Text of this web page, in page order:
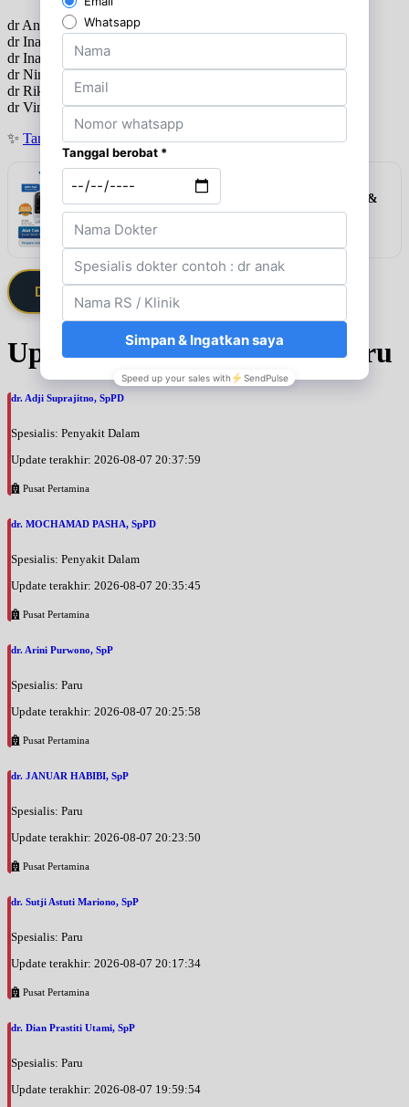
dr Anandia Yuska SpOG
dr Ina Damayanti SpOG
dr Inayah Syafitri SpOG
dr Nina Martini Somad SpOG
dr Rikka Mulya Wirman SpOG
dr Vincent Kurniawan SpOG
✨ Tanya jadwal (Respon Cepat)
Rekomendasi
Alat Cek 3in1 Elvasense (Gula Darah, Kolesterol &
Asam Urat)
Lihat detail & harga →
Daftarkan Saya via Member VIP
Update Jadwal Dokter terbaru
dr. Adji Suprajitno, SpPD
Spesialis: Penyakit Dalam
Update terakhir: 2026-08-07 20:37:59
Pusat Pertamina
dr. MOCHAMAD PASHA, SpPD
Spesialis: Penyakit Dalam
Update terakhir: 2026-08-07 20:35:45
Pusat Pertamina
dr. Arini Purwono, SpP
Spesialis: Paru
Update terakhir: 2026-08-07 20:25:58
Pusat Pertamina
dr. JANUAR HABIBI, SpP
Spesialis: Paru
Update terakhir: 2026-08-07 20:23:50
Pusat Pertamina
dr. Sutji Astuti Mariono, SpP
Spesialis: Paru
Update terakhir: 2026-08-07 20:17:34
Pusat Pertamina
dr. Dian Prastiti Utami, SpP
Spesialis: Paru
Update terakhir: 2026-08-07 19:59:54